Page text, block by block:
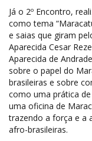
Já o 2º Encontro,
como tema
e saias que giram
Aparecida Cesar
Aparecida de
sobre o papel do
brasileiras e sobre
como uma prática
uma oficina de
trazendo a força e a
afro-brasileiras.